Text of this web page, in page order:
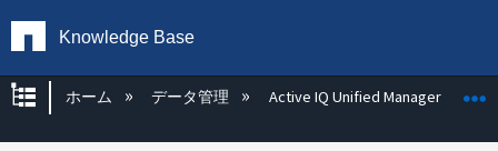
Knowledge Base
グローバル階層を展開/折りたたむ
ホーム データ管理 Active IQ Unified Manager